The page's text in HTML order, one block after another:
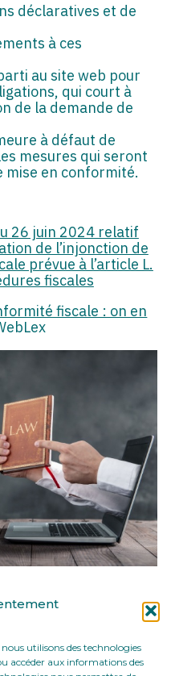
utilisons des technologies
accéder aux informations des
déclaratives et de
à ces
au site web pour
qui court à
de la demande de
à défaut de
mesures qui seront
mise en conformité.
26 juin 2024 relatif
de l’injonction de
prévue à l’article L.
fiscales
fiscale : on en